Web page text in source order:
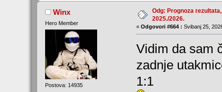
Winx
Hero Member
Postova: 14935
Odg: Prognoza
2025./2026.
« Odgovori #664 : Svibanj 25,
Vidim da sam
zadnje
1:1